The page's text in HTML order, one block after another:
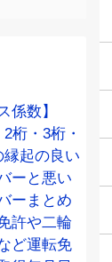
係数】
桁・3桁・
縁起の良い
ーと悪い
ーまとめ
許や二輪
ど運転免